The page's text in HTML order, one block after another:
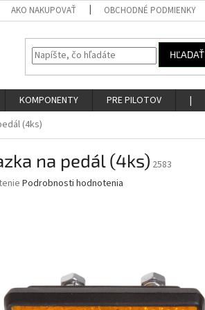
AKO NAKUPOVAŤ OBCHODNÉ PODMIENKY
HĽADAŤ
KOMPONENTY PRE PILOTOV |
(4ks)
na pedál (4ks) 2583
Podrobnosti hodnotenia